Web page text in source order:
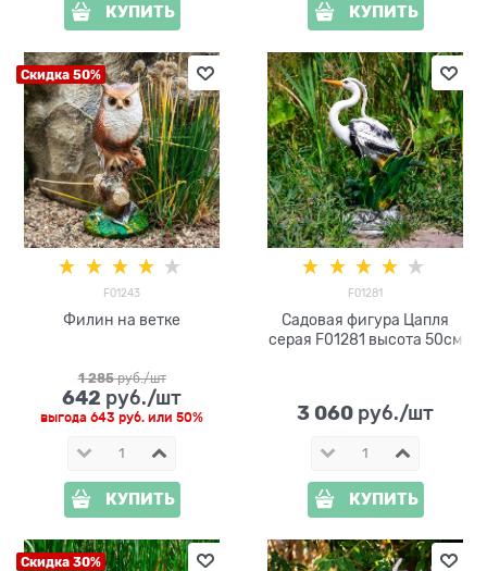
КУПИТЬ КУПИТЬ
Скидка 50%
F01243
Филин на ветке
1 285 руб./шт
642 руб./шт
выгода 643 руб. или 50%
КУПИТЬ
F01281
Садовая фигура Цапля
серая F01281 высота 50см
3 060 руб./шт
КУПИТЬ
Скидка 30%